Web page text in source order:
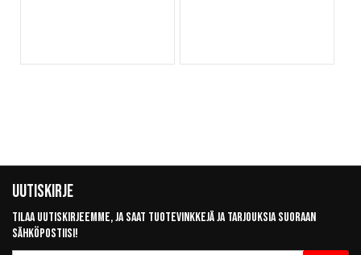
Uutiskirje
Tilaa uutiskirjeemme, ja saat tuotevinkkejä ja tarjouksia suoraan
sähköpostiisi!